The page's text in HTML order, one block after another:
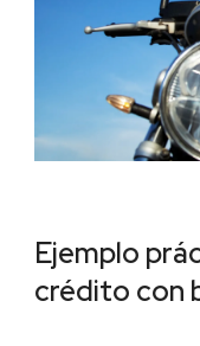
Ejemplo
crédito con